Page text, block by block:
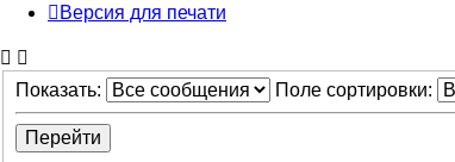
Версия для печати
Показать: Поле сортировки: